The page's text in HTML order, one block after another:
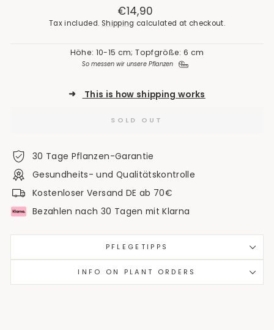
Regular
price
€14,90
Tax included. Shipping calculated at checkout.
Höhe: 10-15 cm; Topfgröße: 6 cm
So messen wir unsere Pflanzen
➜ This is how shipping works
SOLD OUT
30 Tage Pflanzen-Garantie
Gesundheits- und Qualitätskontrolle
Kostenloser Versand DE ab 70€
Bezahlen nach 30 Tagen mit Klarna
PFLEGETIPPS
INFO ON PLANT ORDERS